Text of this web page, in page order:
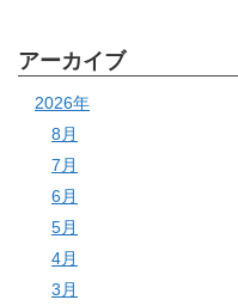
アーカイブ
2026年
8月
7月
6月
5月
4月
3月